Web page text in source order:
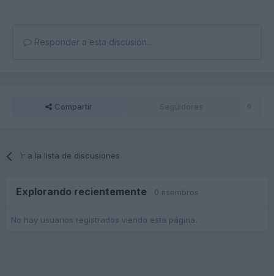
Responder a esta discusión...
Compartir Seguidores 0
Ir a la lista de discusiones
Explorando recientemente 0 miembros
No hay usuarios registrados viendo esta página.